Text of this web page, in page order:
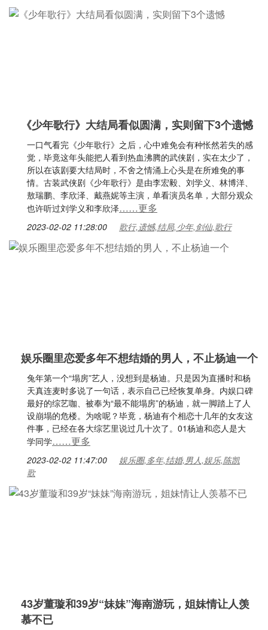
《少年歌行》大结局看似圆满，实则留下3个遗憾
一口气看完《少年歌行》之后，心中难免会有种怅然若失的感
觉，毕竟这年头能把人看到热血沸腾的武侠剧，实在太少了，
所以在该剧要大结局时，不舍之情涌上心头是在所难免的事
情。古装武侠剧《少年歌行》是由李宏毅、刘学义、林博洋、
敖瑞鹏、李欣泽、戴燕妮等主演，单看演员名单，大部分观众
也许听过刘学义和李欣泽……更多
2023-02-02 11:28:00 歌行,遗憾,结局,少年,剑仙,歌行
娱乐圈里恋爱多年不想结婚的男人，不止杨迪一个
兔年第一个“塌房”艺人，没想到是杨迪。只是因为直播时和杨
天真连麦时多说了一句话，表示自己已经恢复单身。内娱口碑
最好的综艺咖、被奉为“最不能塌房”的杨迪，就一脚踏上了人
设崩塌的危楼。为啥呢？毕竟，杨迪有个相恋十几年的女友这
件事，已经在各大综艺里说过几十次了。01杨迪和恋人是大
学同学……更多
2023-02-02 11:47:00
娱乐圈,多年,结婚,男人,娱乐,陈凯
歌
43岁董璇和39岁“妹妹”海南游玩，姐妹情让人羡
慕不已